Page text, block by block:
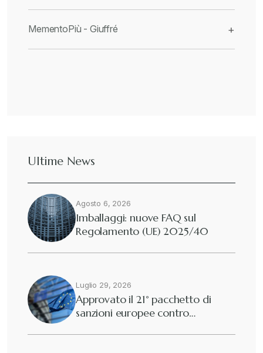
MementoPiù - Giuffré +
Ultime News
Agosto 6, 2026
Imballaggi: nuove FAQ sul
Regolamento (UE) 2025/40
Luglio 29, 2026
Approvato il 21° pacchetto di
sanzioni europee contro…